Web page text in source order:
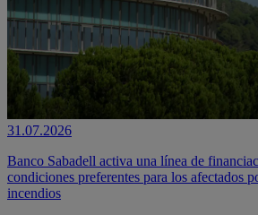
31.07.2026
Banco Sabadell activa una línea de
condiciones preferentes para los afectados
incendios